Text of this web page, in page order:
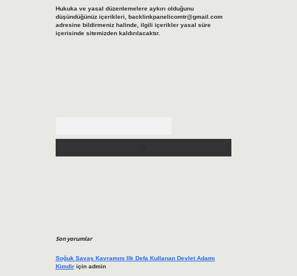
Hukuka ve yasal düzenlemelere aykırı olduğunu
düşündüğünüz içerikleri, backlinkpanelicomtr@gmail.com
adresine bildirmeniz halinde, ilgili içerikler yasal süre
içerisinde sitemizden kaldırılacaktır.
Son yorumlar
Soğuk Savaş Kavramını Ilk Defa Kullanan Devlet Adamı
Kimdiriçin admin